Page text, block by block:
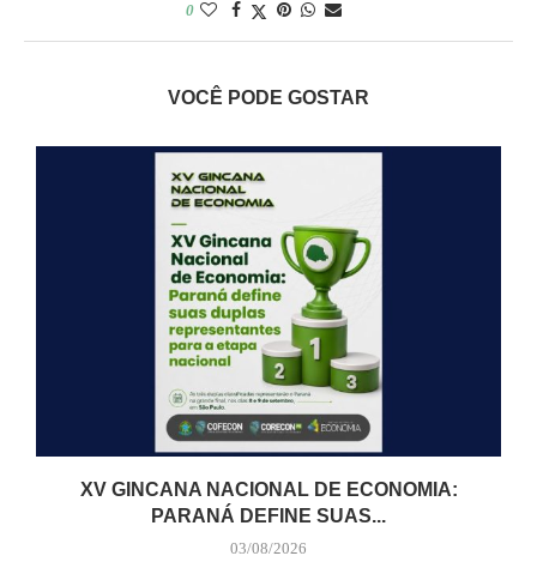
0
VOCÊ PODE GOSTAR
XV GINCANA NACIONAL DE ECONOMIA:
PARANÁ DEFINE SUAS...
03/08/2026